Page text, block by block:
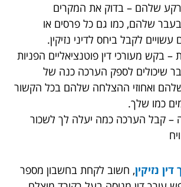
שלהם – בדוק את המקרים
שלהם, כמו גם כל פרסים או
לקבל ביחס לדיני נזיקין.
– בקש מעורכי דין פוטנציאליים הפניות
שיכולים לספק הערכה כנה של
ואחוזי ההצלחה שלהם בכל הקשור
כמו שלך.
– קבל הערכה כמה יעלה לך לשכור
דין נזיקין, חשוב לקחת בחשבון מספר